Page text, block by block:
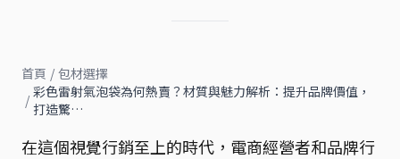
首頁 / 包材選擇
/ 彩色雷射氣泡袋為何熱賣？材質與魅力解析：提升品牌價值，
打造驚…
在這個視覺行銷至上的時代，電商經營者和品牌行